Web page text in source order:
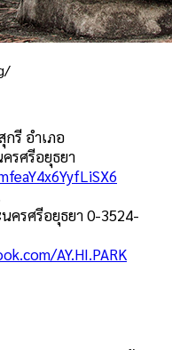
รี อำเภอ
รศรีอยุธยา
ครศรีอยุธยา 0-3524-
AY.HI.PARK